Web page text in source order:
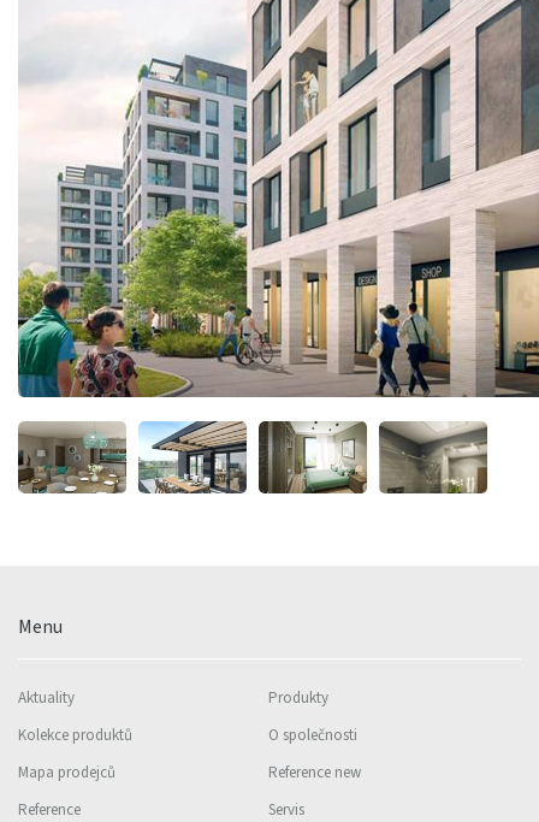
Menu
Aktuality
Produkty
Kolekce produktů
O společnosti
Mapa prodejců
Reference new
Reference
Servis